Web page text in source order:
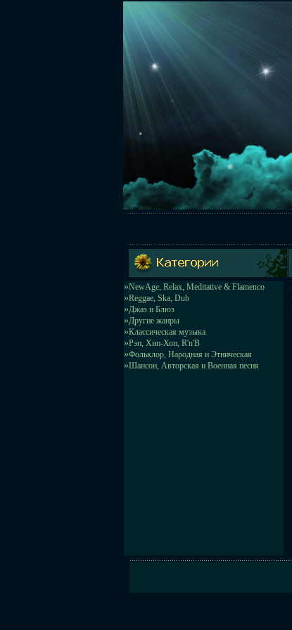
»NewAge, Relax, Meditative & Flamenco
»Reggae, Ska, Dub
»Джаз и Блюз
»Другие жанры
»Классическая музыка
»Рэп, Хип-Хоп, R'n'B
»Фольклор, Народная и Этническая
»Шансон, Авторская и Военная песня